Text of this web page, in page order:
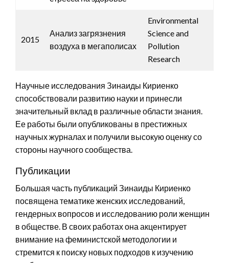
2015
Анализ загрязнения
воздуха в мегаполисах
Environmental
Science and
Pollution
Research
Научные исследования Зинаиды Кириенко
способствовали развитию науки и принесли
значительный вклад в различные области знания.
Ее работы были опубликованы в престижных
научных журналах и получили высокую оценку со
стороны научного сообщества.
Публикации
Большая часть публикаций Зинаиды Кириенко
посвящена тематике женских исследований,
гендерных вопросов и исследованию роли женщин
в обществе. В своих работах она акцентирует
внимание на феминистской методологии и
стремится к поиску новых подходов к изучению